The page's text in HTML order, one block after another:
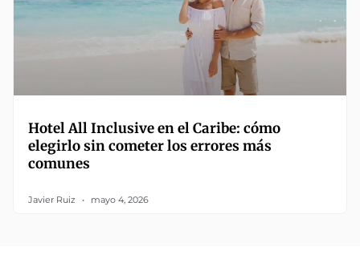
Hotel All Inclusive en el Caribe: cómo
elegirlo sin cometer los errores más
comunes
Javier Ruiz mayo 4, 2026